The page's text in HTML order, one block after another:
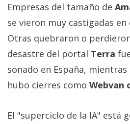
Empresas del tamaño de
se vieron muy castigadas
Otras quebraron o
desastre del portal Terra
sonado en España,
hubo cierres como Webvan
El "superciclo de la IA" está